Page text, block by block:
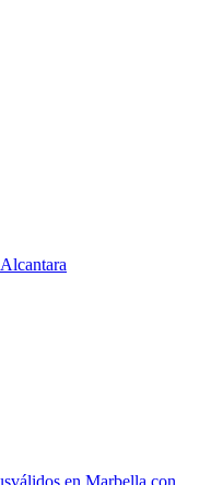
en Marbella con